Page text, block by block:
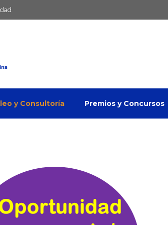
y Consultoría Premios y Concursos